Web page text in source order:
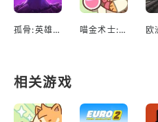
孤骨:英雄杀手 喵金术士:猫咪合并大亨
相关游戏